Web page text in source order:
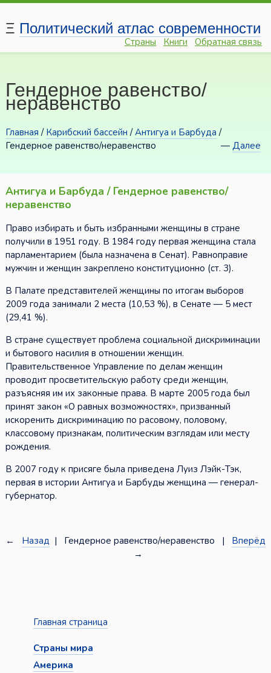
Ξ Политический атлас современности
Страны Книги Обратная связь
Гендерное равенство/
неравенство
Главная / Карибский бассейн /Антигуа и Барбуда /
Гендерное равенство/неравенство
—Далее
Антигуа и Барбуда / Гендерное равенство/
неравенство
Право избирать и быть избранными женщины в стране
получили в 1951 году. В 1984 году первая женщина стала
парламентарием (была назначена в Сенат). Равноправие
мужчин и женщин закреплено конституционно (ст. 3).
В Палате представителей женщины по итогам выборов
2009 года занимали 2 места (10,53 %), в Сенате — 5 мест
(29,41 %).
В стране существует проблема социальной дискриминации
и бытового насилия в отношении женщин.
Правительственное Управление по делам женщин
проводит просветительскую работу среди женщин,
разъясняя им их законные права. В марте 2005 года был
принят закон «О равных возможностях», призванный
искоренить дискриминацию по расовому, половому,
классовому признакам, политическим взглядам или месту
рождения.
В 2007 году к присяге была приведена Луиз Лэйк-Тэк,
первая в истории Антигуа и Барбуды женщина — генерал-
губернатор.
← Назад | Гендерное равенство/неравенство | Вперёд
→
Главная страница
Страны мира
Америка